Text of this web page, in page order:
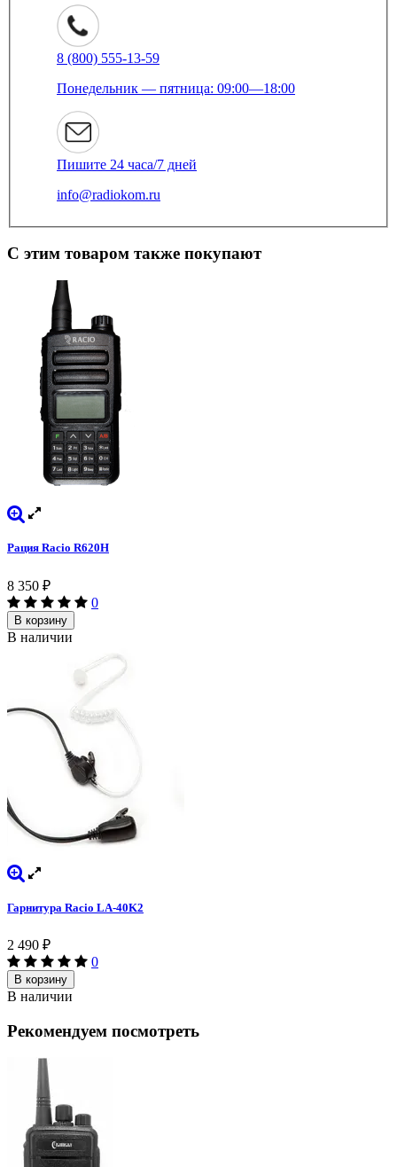
8 (800) 555-13-59
Понедельник — пятница: 09:00—18:00
Пишите 24 часа/7 дней
info@radiokom.ru
С этим товаром также покупают
Рация Racio R620H
8 350 ₽
0
В корзину
В наличии
Гарнитура Racio LA-40K2
2 490 ₽
0
В корзину
В наличии
Рекомендуем посмотреть